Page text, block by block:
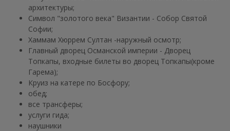
архитектуры;
Символ "золотого века" Византии - Собор Святой
Софии;
Хаммам Хюррем Султан -наружный осмотр;
Главный дворец Османской империи - Дворец
Топкапы, входные билеты во дворец Топкапы(кроме
Гарема);
Круиз на катере по Босфору;
обед;
все трансферы;
услуги гида;
наушники